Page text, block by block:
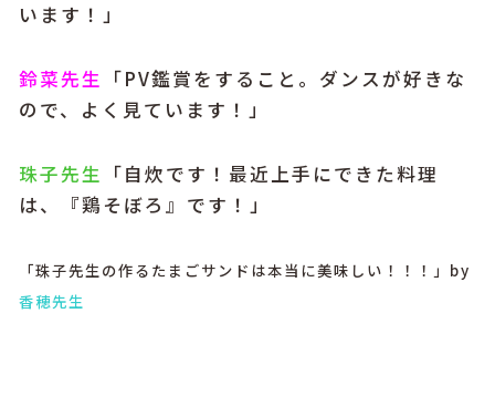
います！」
鈴菜先生 「PV鑑賞をすること。ダンスが好きな
ので、よく見ています！」
珠子先生 「自炊です！最近上手にできた料理
は、『鶏そぼろ』です！」
「珠子先生の作るたまごサンドは本当に美味しい！！！」by
香穂先生